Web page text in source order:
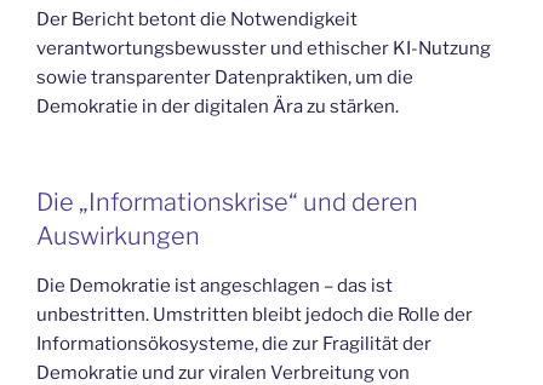
Der Bericht betont die Notwendigkeit
verantwortungsbewusster und ethischer KI-Nutzung
sowie transparenter Datenpraktiken, um die
Demokratie in der digitalen Ära zu stärken.
Die „Informationskrise“ und deren
Auswirkungen
Die Demokratie ist angeschlagen – das ist
unbestritten. Umstritten bleibt jedoch die Rolle der
Informationsökosysteme, die zur Fragilität der
Demokratie und zur viralen Verbreitung von